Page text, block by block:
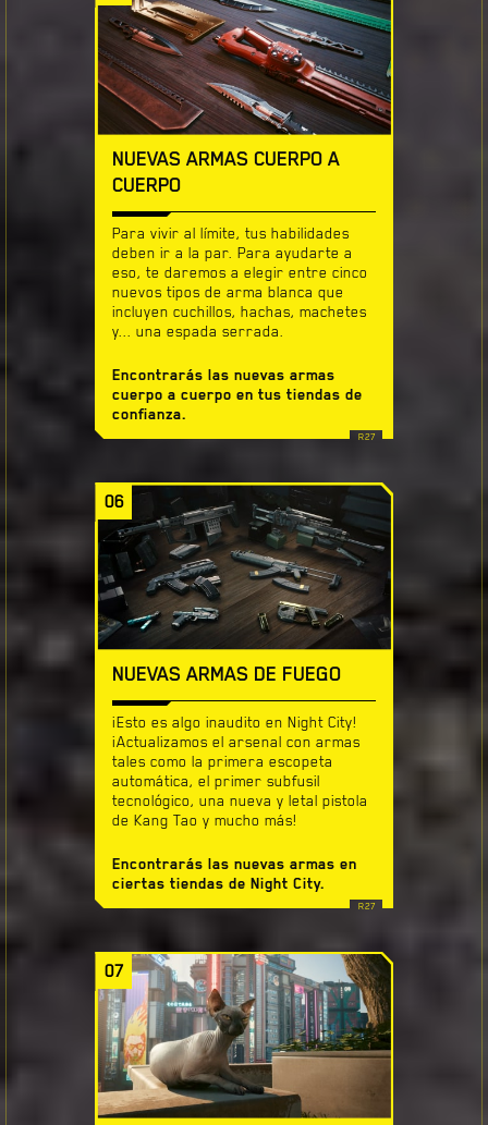
NUEVAS ARMAS CUERPO A
CUERPO
Para vivir al límite, tus habilidades
deben ir a la par. Para ayudarte a
eso, te daremos a elegir entre cinco
nuevos tipos de arma blanca que
incluyen cuchillos, hachas, machetes
y... una espada serrada.
Encontrarás las nuevas armas
cuerpo a cuerpo en tus tiendas de
confianza.
06
NUEVAS ARMAS DE FUEGO
¡Esto es algo inaudito en Night City!
¡Actualizamos el arsenal con armas
tales como la primera escopeta
automática, el primer subfusil
tecnológico, una nueva y letal pistola
de Kang Tao y mucho más!
Encontrarás las nuevas armas en
ciertas tiendas de Night City.
07